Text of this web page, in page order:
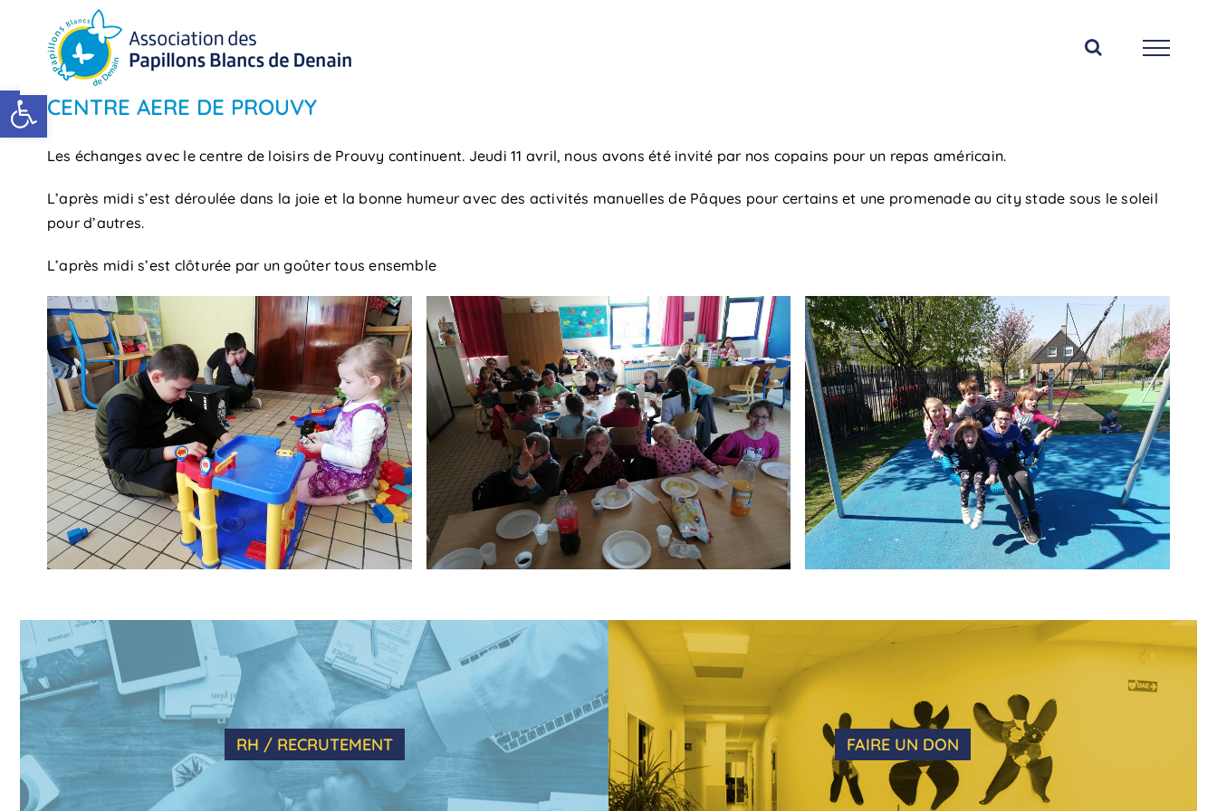
Ouvrir la barre d’outils
contenu
CENTRE AERE DE PROUVY
Les échanges avec le centre de loisirs de Prouvy continuent. Jeudi 11 avril, nous avons été invité par nos copains pour un repas américain.
L’après midi s’est déroulée dans la joie et la bonne humeur avec des activités manuelles de Pâques pour certains et une promenade au city stade sous le soleil
pour d’autres.
L’après midi s’est clôturée par un goûter tous ensemble
RH / RECRUTEMENT FAIRE UN DON